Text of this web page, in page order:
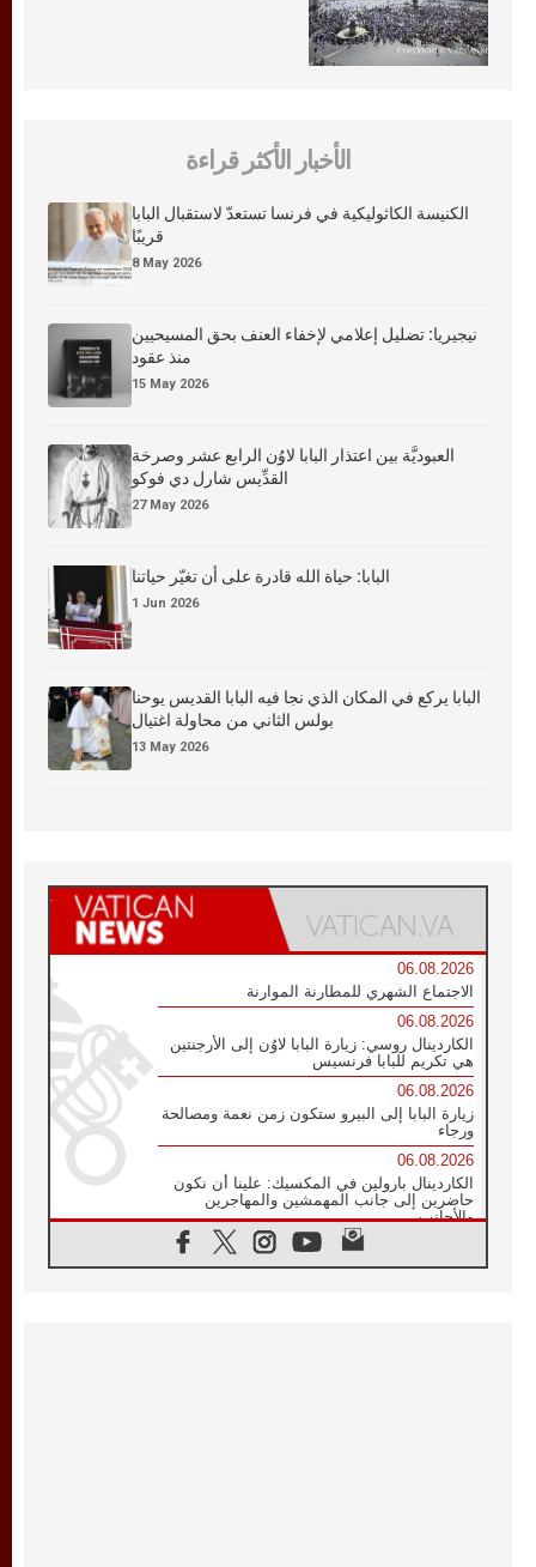
الأخبار الأكثر قراءة
الكنيسة الكاثوليكية في فرنسا تستعدّ لاستقبال البابا
قريبًا
8 May 2026
نيجيريا: تضليل إعلامي لإخفاء العنف بحق المسيحيين
منذ عقود
15 May 2026
العبوديَّة بين اعتذار البابا لاوُن الرابع عشر وصرخة
القدِّيس شارل دي فوكو
27 May 2026
البابا: حياة الله قادرة على أن تغيّر حياتنا
1 Jun 2026
البابا يركع في المكان الذي نجا فيه البابا القديس يوحنا
بولس الثاني من محاولة اغتيال
13 May 2026
06.08.2026
الاجتماع الشهري للمطارنة الموارنة
06.08.2026
الكاردينال روسي: زيارة البابا لاوُن إلى الأرجنتين
هي تكريم للبابا فرنسيس
06.08.2026
زيارة البابا إلى البيرو ستكون زمن نعمة ومصالحة
ورجاء
06.08.2026
الكاردينال بارولين في المكسيك: علينا أن نكون
حاضرين إلى جانب المهمشين والمهاجرين
والأجانب
البابا لاوُن الرابع عشر للشباب في أسيزي: